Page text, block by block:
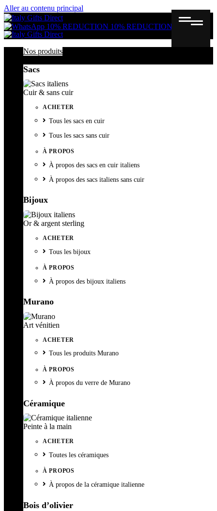
Aller au contenu principal
10% REDUCTION 10% REDUCTION
Nos produits
Sacs
Cuir & sans cuir
ACHETER
Tous les sacs en cuir
Tous les sacs sans cuir
À PROPOS
À propos des sacs en cuir italiens
À propos des sacs italiens sans cuir
Bijoux
Or & argent sterling
ACHETER
Tous les bijoux
À PROPOS
À propos des bijoux italiens
Murano
Art vénitien
ACHETER
Tous les produits Murano
À PROPOS
À propos du verre de Murano
Céramique
Peinte à la main
ACHETER
Toutes les céramiques
À PROPOS
À propos de la céramique italienne
Bois d’olivier